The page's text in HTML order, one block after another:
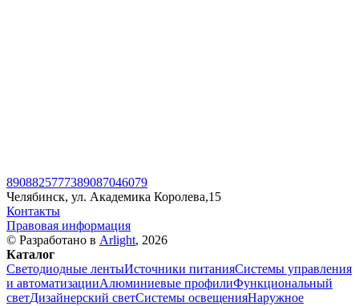
8908825777389087046079
Челябинск, ул. Академика Королева,15
Контакты
Правовая информация
© Разработано в Arlight, 2026
Каталог
Светодиодные лентыИсточники питанияСистемы управления
и автоматизацииАлюминиевые профилиФункциональный
светДизайнерский светСистемы освещенияНаружное